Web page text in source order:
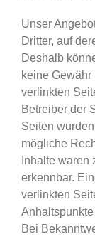
Unser
Dritter, auf
Deshalb
keine
verlinkten
Betreiber der
Seiten
mögliche
Inhalte waren
erkennbar.
verlinkten
Bei